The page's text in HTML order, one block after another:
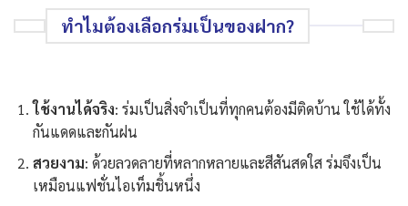
ทำไมต้องเลือกร่มเป็นของฝาก?
ใช้งานได้จริง: ร่มเป็นสิ่งจำเป็นที่ทุกคนต้องมีติดบ้าน ใช้ได้ทั้ง
กันแดดและกันฝน
สวยงาม: ด้วยลวดลายที่หลากหลายและสีสันสดใส ร่มจึงเป็น
เหมือนแฟชั่นไอเท็มชิ้นหนึ่ง